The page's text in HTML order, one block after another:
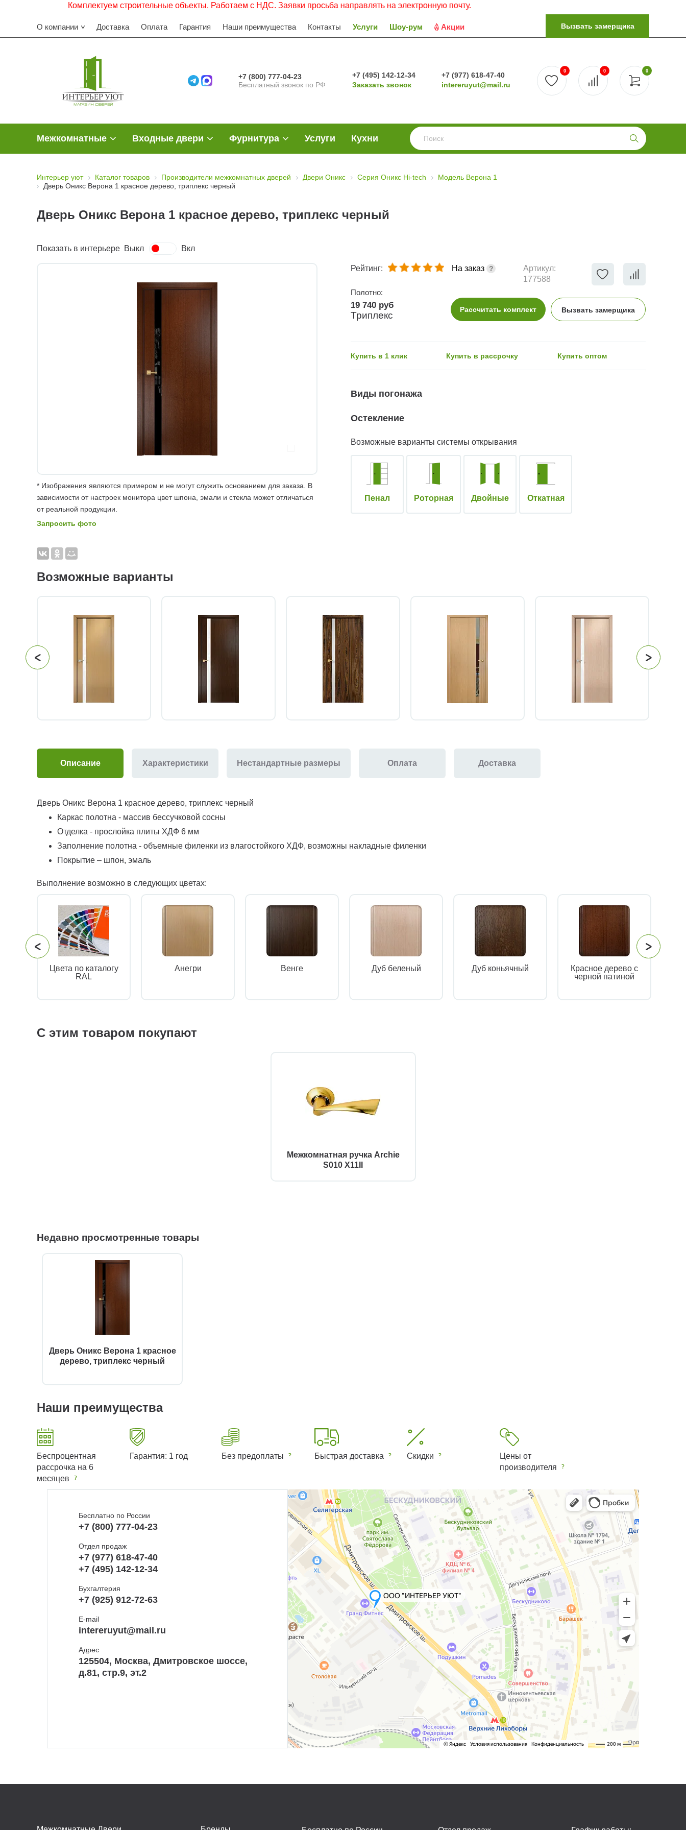
Комплектуем строительные объекты. Работаем с НДС. Заявки просьба направлять на электронную почту.
О компании Доставка Оплата Гарантия Наши преимущества Контакты Услуги Шоу-рум Акции Вызвать замерщика
+7 (800) 777-04-23
Бесплатный звонок по РФ
+7 (495) 142-12-34
Заказать звонок
+7 (977) 618-47-40
intereruyut@mail.ru
0
0 0
Межкомнатные Входные двери Фурнитура Услуги Кухни
Интерьер уют Каталог товаров Производители межкомнатных дверей Двери Оникс Серия Оникс Hi-tech
Модель Верона 1
Дверь Оникс Верона 1 красное дерево, триплекс черный
Дверь Оникс Верона 1 красное дерево, триплекс черный
Показать в интерьере Выкл Вкл
* Изображения являются примером и не могут служить основанием для заказа. В
зависимости от настроек монитора цвет шпона, эмали и стекла может отличаться
от реальной продукции.
Запросить фото
Рейтинг: На заказ
Артикул:
177588
Полотно:
19 740 руб
Триплекс
Рассчитать комплект Вызвать замерщика
Купить в 1 клик Купить в рассрочку Купить оптом
Виды погонажа
Остекление
Возможные варианты системы открывания
Пенал Роторная Двойные Откатная
Возможные варианты
Описание Характеристики Нестандартные размеры Оплата Доставка
Дверь Оникс Верона 1 красное дерево, триплекс черный
Каркас полотна - массив бессучковой сосны
Отделка - прослойка плиты ХДФ 6 мм
Заполнение полотна - объемные филенки из влагостойкого ХДФ, возможны накладные филенки
Покрытие – шпон, эмаль
Выполнение возможно в следующих цветах:
Цвета по каталогу
RAL
Анегри Венге Дуб беленый Дуб коньячный
Красное дерево с
черной патиной
С этим товаром покупают
Межкомнатная ручка Archie
S010 X11II
Недавно просмотренные товары
Дверь Оникс Верона 1 красное
дерево, триплекс черный
Наши преимущества
Беспроцентная
рассрочка на 6
месяцев
Гарантия: 1 год Без предоплаты Быстрая доставка Скидки
Цены от
производителя
Бесплатно по России
+7 (800) 777-04-23
Отдел продаж
+7 (977) 618-47-40
+7 (495) 142-12-34
Бухгалтерия
+7 (925) 912-72-63
E-mail
intereruyut@mail.ru
Адрес
125504, Москва, Дмитровское шоссе,
д.81, стр.9, эт.2